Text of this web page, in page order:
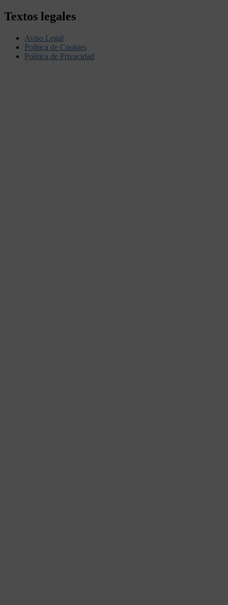
Textos legales
Aviso Legal
Política de Cookies
Política de Privacidad